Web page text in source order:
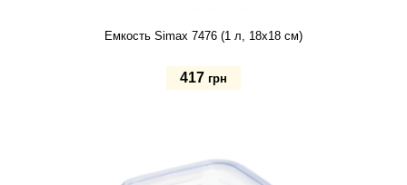
Емкость Simax 7476 (1 л, 18х18 см)
417 грн